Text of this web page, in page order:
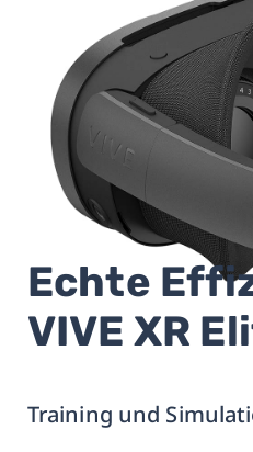
Echte
VIVE XR
Training und